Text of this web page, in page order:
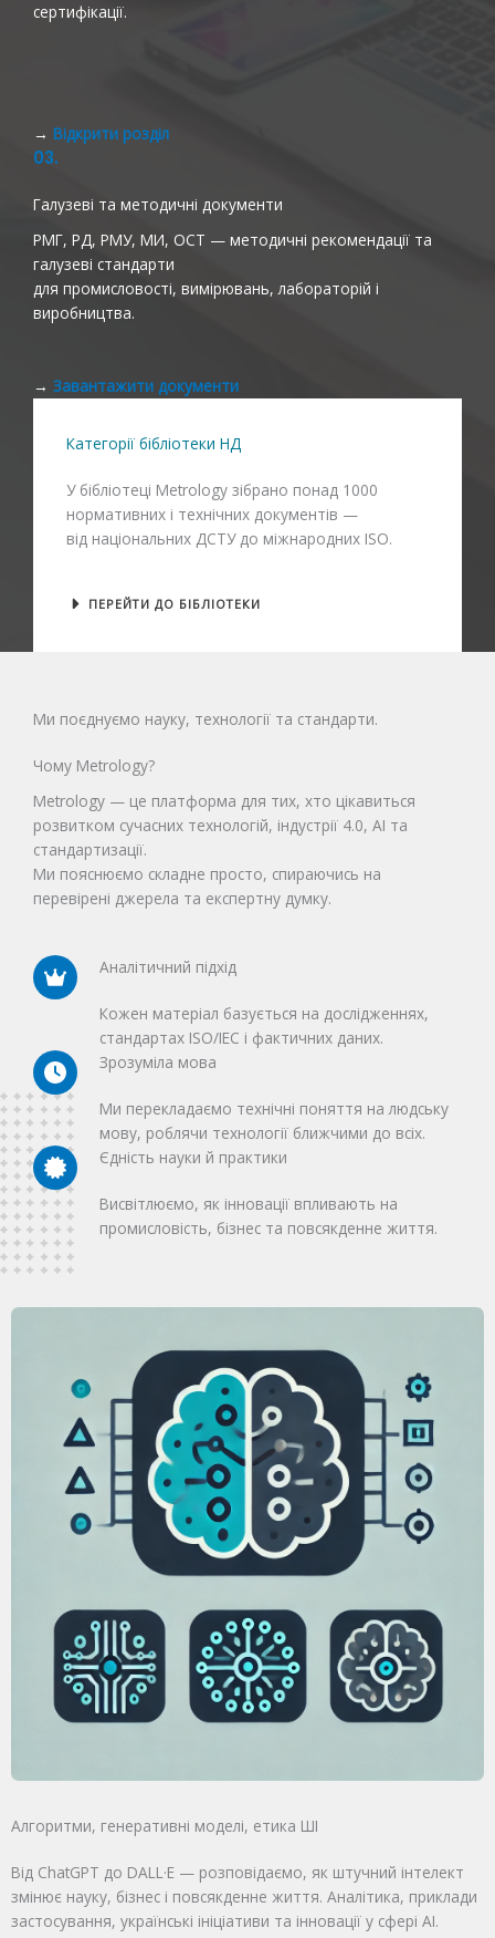
сертифікації.
→ Відкрити розділ
03.
Галузеві та методичні документи
РМГ, РД, РМУ, МИ, ОСТ — методичні рекомендації та
галузеві стандарти
для промисловості, вимірювань, лабораторій і
виробництва.
→ Завантажити документи
Категорії бібліотеки НД
У бібліотеці Metrology зібрано понад 1000
нормативних і технічних документів —
від національних ДСТУ до міжнародних ISO.
ПЕРЕЙТИ ДО БІБЛІОТЕКИ
Ми поєднуємо науку, технології та стандарти.
Чому Metrology?
Metrology — це платформа для тих, хто цікавиться
розвитком сучасних технологій, індустрії 4.0, AI та
стандартизації.
Ми пояснюємо складне просто, спираючись на
перевірені джерела та експертну думку.
Аналітичний підхід
Кожен матеріал базується на дослідженнях,
стандартах ISO/IEC і фактичних даних.
Зрозуміла мова
Ми перекладаємо технічні поняття на людську
мову, роблячи технології ближчими до всіх.
Єдність науки й практики
Висвітлюємо, як інновації впливають на
промисловість, бізнес та повсякденне життя.
Алгоритми, генеративні моделі, етика ШІ
Від ChatGPT до DALL·E — розповідаємо, як штучний інтелект
змінює науку, бізнес і повсякденне життя. Аналітика, приклади
застосування, українські ініціативи та інновації у сфері AI.